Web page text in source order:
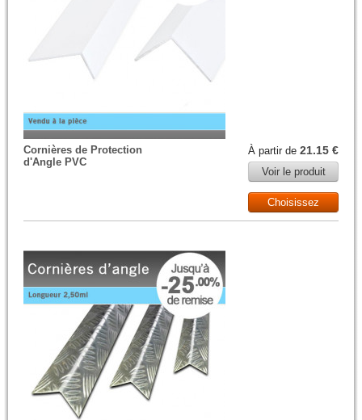
Cornières de Protection
d'Angle PVC
À partir de21.15 €
Voir le produit
Choisissez